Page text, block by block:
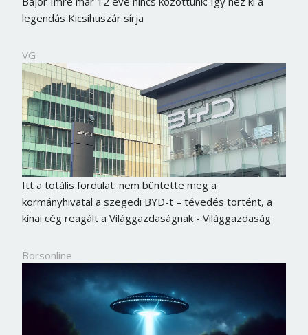
legendás Kicsihuszár sírja
VG
Itt a totális fordulat: nem büntette meg a
kormányhivatal a szegedi BYD-t – tévedés történt, a
kínai cég reagált a Világgazdaságnak - Világgazdaság
Borsonline